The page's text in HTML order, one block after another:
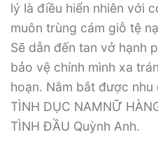
lý là điều hiển nhiên với
muôn trùng cám giỗ tệ
Sẽ dẫn đến tan vở hạnh
bảo vệ chính mình xa
hoạn. Nắm bắt được
TÌNH DỤC NAMNỮ
TÌNH ĐẦU Quỳnh Anh.